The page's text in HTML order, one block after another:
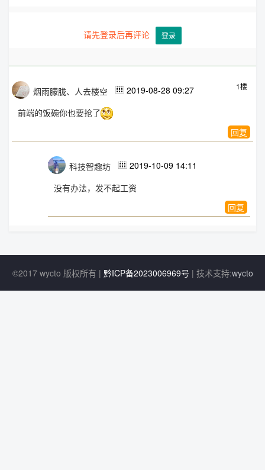
请先登录后再评论 登录
烟雨朦胧、人去楼空  2019-08-28 09:27 1楼
前端的饭碗你也要抢了
回复
科技智趣坊  2019-10-09 14:11
没有办法，发不起工资
回复
©2017 wycto 版权所有 | 黔ICP备2023006969号 | 技术支持:wycto